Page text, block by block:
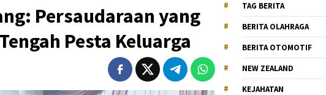
Persaudaraan yang
Pesta Keluarga
TAG BERITA
BERITA OLAHRAGA
BERITA OTOMOTIF
NEW ZEALAND
KEJAHATAN